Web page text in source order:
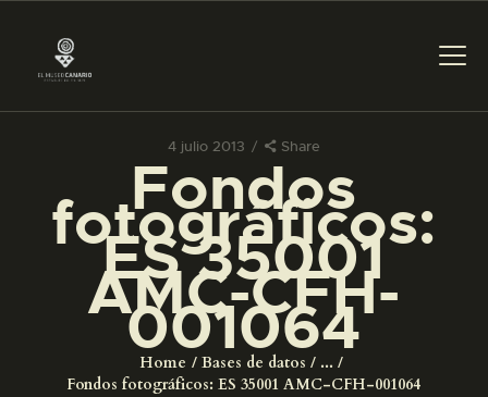
4 julio 2013 Share
Fondos
fotográficos:
ES 35001
AMC-CFH-
001064
Home Bases de datos
...
Fondos fotográficos: ES 35001 AMC-CFH-001064
PREPARAR LA VISITA
ACTIVIDADES
█
EL MUSEO